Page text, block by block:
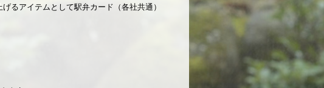
るアイテムとして駅弁カード（各社共通）